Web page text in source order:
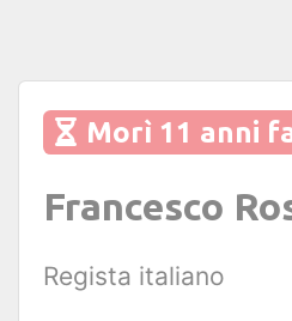
Morì 11 anni
Francesco
Regista italiano